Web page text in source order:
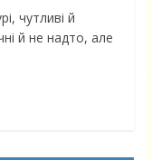
чутливі й
й не надто, але